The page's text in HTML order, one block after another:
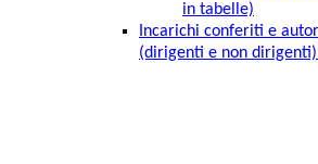
in tabelle)
Incarichi conferiti e
(dirigenti e non dirigenti)